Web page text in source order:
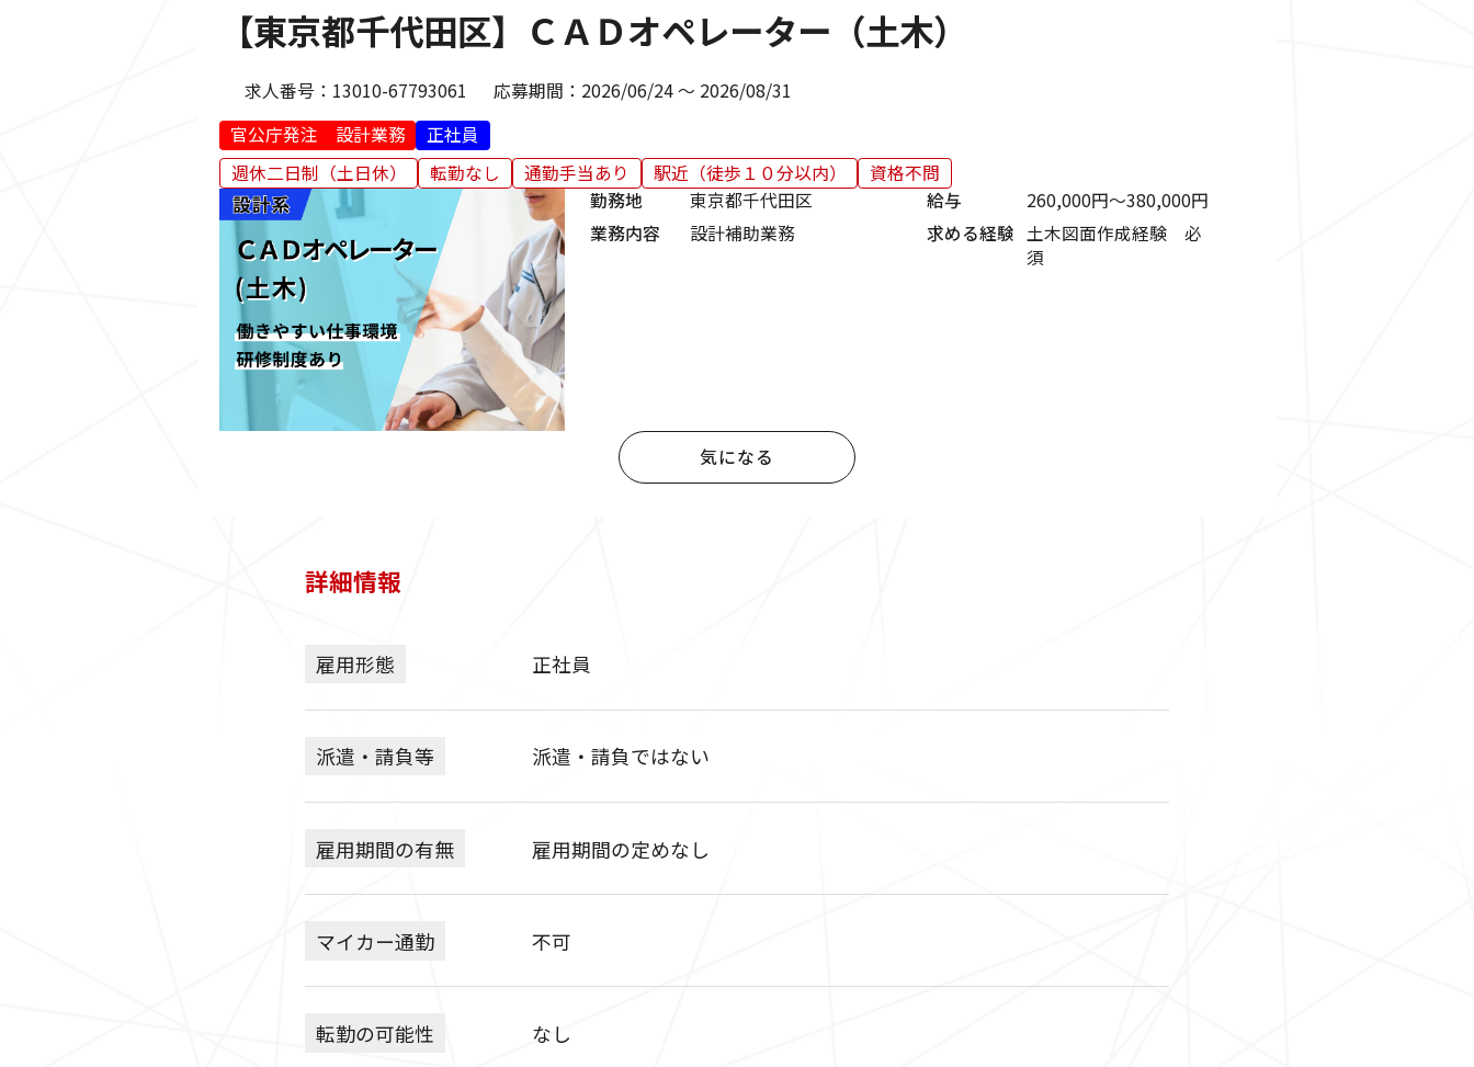
【東京都千代田区】ＣＡＤオペレーター（土木）
求人番号： 13010-67793061 応募期間： 2026/06/24 ～ 2026/08/31
官公庁発注 設計業務
正社員
週休二日制（土日休）
転勤なし 通勤手当あり 駅近（徒歩１０分以内）
資格不問
勤務地
東京都千代田区 給与
260,000円〜380,000円
業務内容
設計補助業務 求める経験 土木図面作成経験 必
須
気になる
詳細情報
雇用形態 正社員
派遣・請負等 派遣・請負ではない
雇用期間の有無 雇用期間の定めなし
マイカー通勤 不可
転勤の可能性 なし